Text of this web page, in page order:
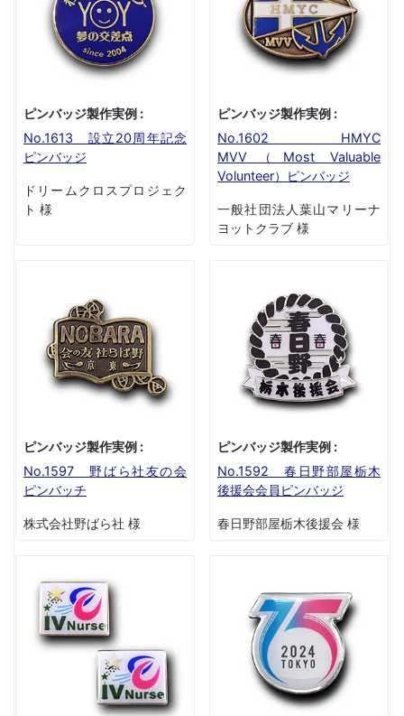
ピンバッジ製作実例 :
No.1613 設立20周年記念
ピンバッジ
ドリームクロスプロジェク
ト 様
ピンバッジ製作実例 :
No.1602 HMYC
MVV（Most Valuable
Volunteer）ピンバッジ
一般社団法人葉山マリーナ
ヨットクラブ 様
ピンバッジ製作実例 :
No.1597 野ばら社友の会
ピンバッチ
株式会社野ばら社 様
ピンバッジ製作実例 :
No.1592 春日野部屋栃木
後援会会員ピンバッジ
春日野部屋栃木後援会 様